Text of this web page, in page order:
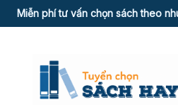
Skip
to
Miễn phí tư vấn chọn sách theo